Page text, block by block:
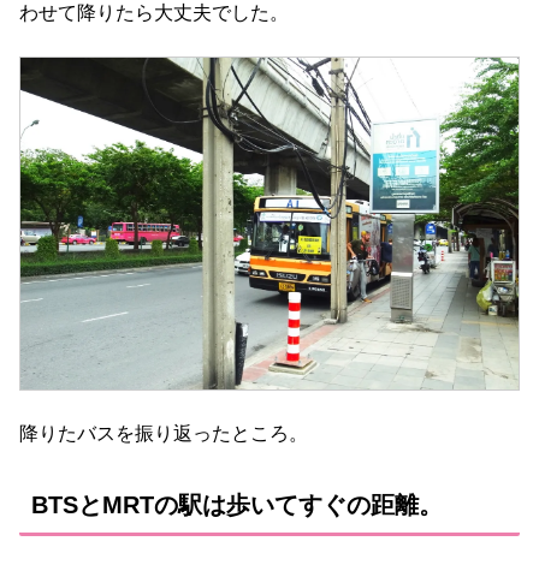
わせて降りたら大丈夫でした。
降りたバスを振り返ったところ。
BTSとMRTの駅は歩いてすぐの距離。